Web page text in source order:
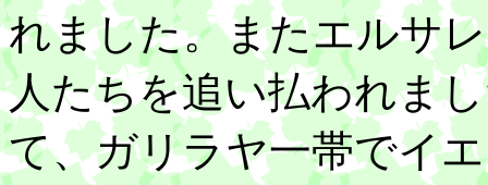
れました。またエルサ
人たちを追い払われま
て、ガリラヤ一帯でイ